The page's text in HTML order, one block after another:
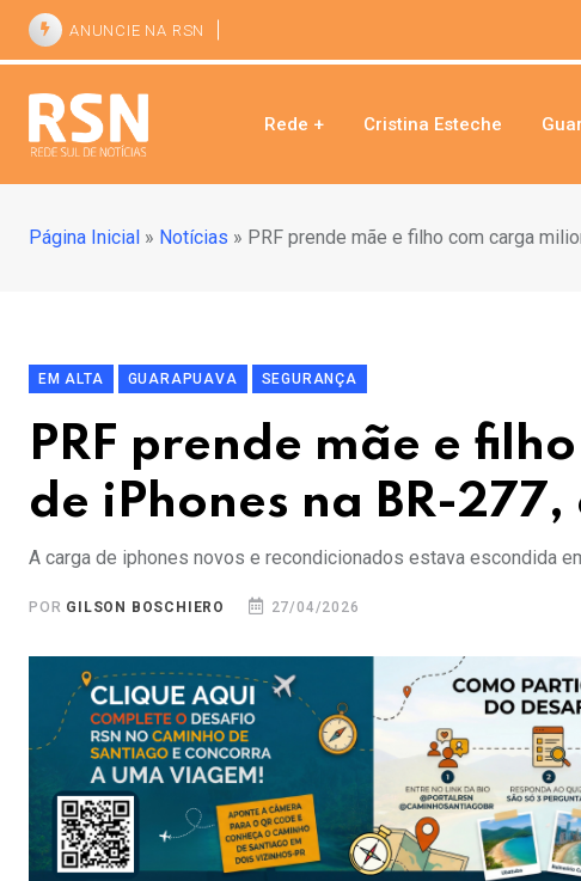
ANUNCIE NA RSN
Rede + Cristina Esteche
Página Inicial » Notícias » PRF prende mãe e filho com carga
EM ALTA GUARAPUAVA SEGURANÇA
PRF prende mãe e
de iPhones na BR-
A carga de iphones novos e recondicionados estava escondida
POR GILSON BOSCHIERO 27/04/2026